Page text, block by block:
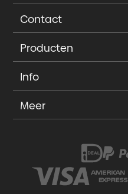
Contact
Producten
Info
Meer